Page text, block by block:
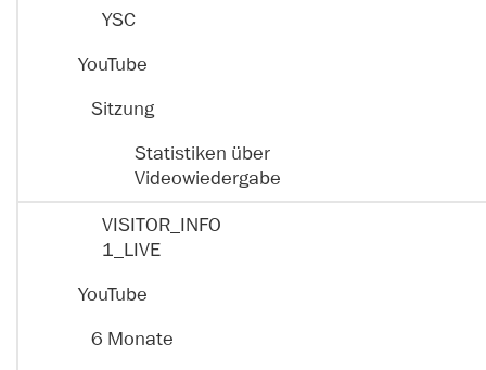
YSC
YouTube
Sitzung
Statistiken über
Videowiedergabe
VISITOR_INFO
1_LIVE
YouTube
6 Monate